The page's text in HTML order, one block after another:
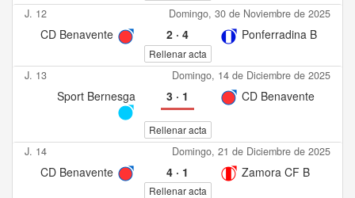
J. 12 Domingo, 30 de Noviembre de 2025
CD Benavente 2· 4 Ponferradina B
Rellenar acta
J. 13 Domingo, 14 de Diciembre de 2025
Sport Bernesga 3· 1 CD Benavente
Rellenar acta
J. 14 Domingo, 21 de Diciembre de 2025
CD Benavente 4· 1 Zamora CF B
Rellenar acta